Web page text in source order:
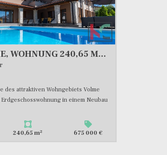
ISTRA, VOLME, WOHNUNG 240,65 M2 MIT 190 M2 GARTENFLÄCHE UND PRIVATEM POOL #VERKAUF
des attraktiven Wohngebiets Volme
in einem Neubau
240,65 m2 675 000 €